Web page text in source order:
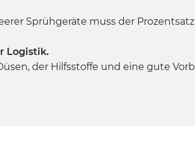
Sprühgeräte muss der
Logistik.
der Hilfsstoffe und eine gute